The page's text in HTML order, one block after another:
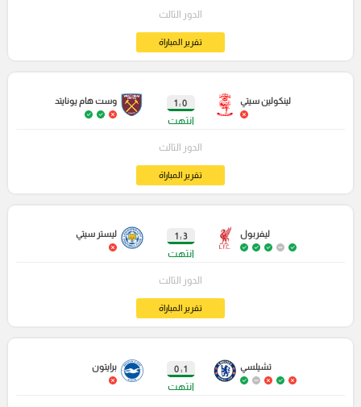
الدور الثالث
تقرير المباراة
لينكولين سيتي 0 : 1
انتهت
وست هام يونايتد
الدور الثالث
تقرير المباراة
ليفربول 3 : 1
انتهت
ليستر سيتي
الدور الثالث
تقرير المباراة
تشيلسي 1 : 0
انتهت
برايتون